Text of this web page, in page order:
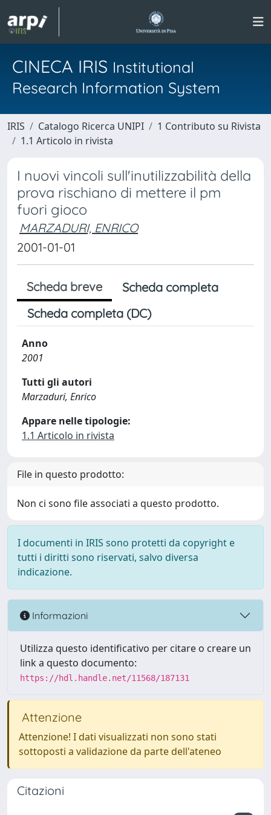
CINECA IRIS Institutional
Research Information System
IRIS Catalogo Ricerca UNIPI
1 Contributo su Rivista
1.1 Articolo in rivista
I nuovi vincoli sull'inutilizzabilità della
prova rischiano di mettere il pm
fuori gioco
MARZADURI, ENRICO
2001-01-01
Scheda breve
Scheda completa
Scheda completa (DC)
Anno
2001
Tutti gli autori
Marzaduri, Enrico
Appare nelle tipologie:
1.1 Articolo in rivista
File in questo prodotto:
Non ci sono file associati a questo prodotto.
I documenti in IRIS sono protetti da copyright e
tutti i diritti sono riservati, salvo diversa
indicazione.
Informazioni
Utilizza questo identificativo per citare o creare un
link a questo documento:
https://hdl.handle.net/11568/187131
Attenzione
Attenzione! I dati visualizzati non sono stati
sottoposti a validazione da parte dell'ateneo
Citazioni